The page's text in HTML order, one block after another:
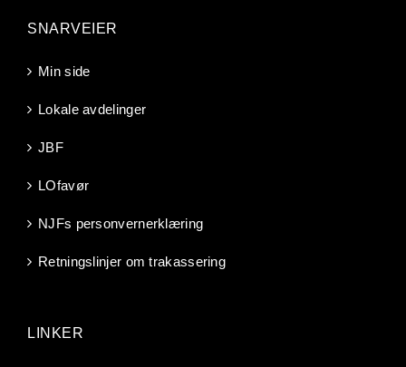
SNARVEIER
Min side
Lokale avdelinger
JBF
LOfavør
NJFs personvernerklæring
Retningslinjer om trakassering
LINKER